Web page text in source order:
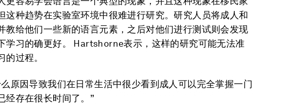
这种趋势在实验室环境中很难进行研究。研究人员将成人和
教给他们一些新的语言元素，之后对他们进行测试则会发现
学习的确更好。 Hartshorne表示，这样的研究可能无法准
的过程。
原因导致我们在日常生活中很少看到成人可以完全掌握一门
经存在很长时间了。”